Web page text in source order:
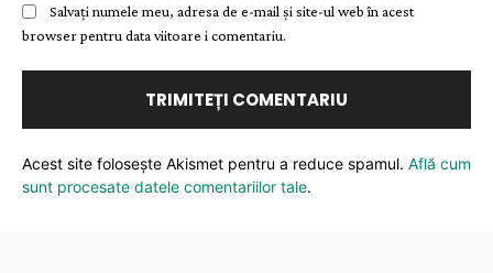
Salvați numele meu, adresa de e-mail și site-ul web în acest
browser pentru data viitoare i comentariu.
Acest site folosește Akismet pentru a reduce spamul. Află cum
sunt procesate datele comentariilor tale.